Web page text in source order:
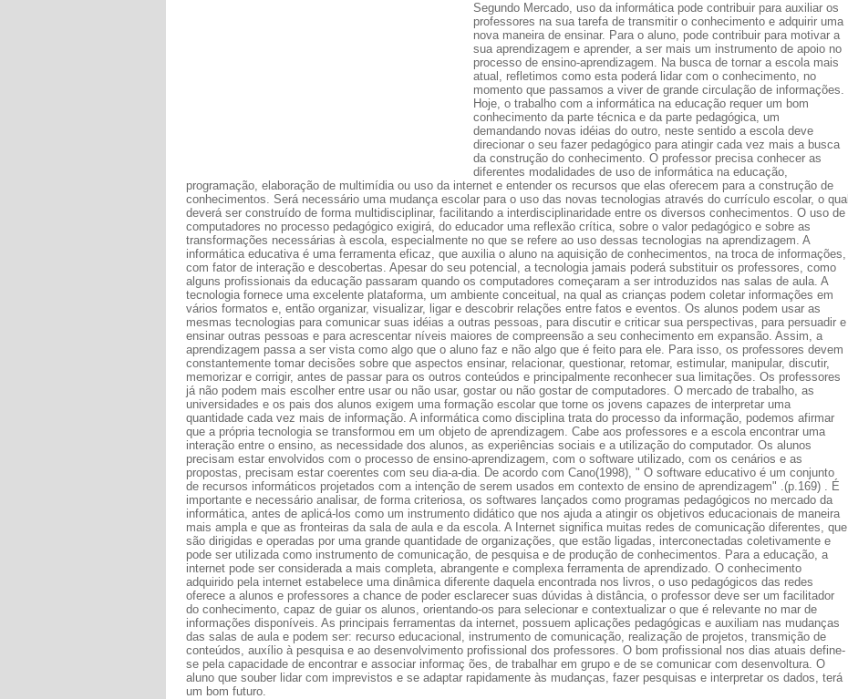
Segundo Mercado, uso da informática pode contribuir para auxiliar os
professores na sua tarefa de transmitir o conhecimento e adquirir uma
nova maneira de ensinar. Para o aluno, pode contribuir para motivar a
sua aprendizagem e aprender, a ser mais um instrumento de apoio no
processo de ensino-aprendizagem. Na busca de tornar a escola mais
atual, refletimos como esta poderá lidar com o conhecimento, no
momento que passamos a viver de grande circulação de informações.
Hoje, o trabalho com a informática na educação requer um bom
conhecimento da parte técnica e da parte pedagógica, um
demandando novas idéias do outro, neste sentido a escola deve
direcionar o seu fazer pedagógico para atingir cada vez mais a busca
da construção do conhecimento. O professor precisa conhecer as
diferentes modalidades de uso de informática na educação,
programação, elaboração de multimídia ou uso da internet e entender os recursos que elas oferecem para a construção de
conhecimentos. Será necessário uma mudança escolar para o uso das novas tecnologias através do currículo escolar, o qual
deverá ser construído de forma multidisciplinar, facilitando a interdisciplinaridade entre os diversos conhecimentos. O uso de
computadores no processo pedagógico exigirá, do educador uma reflexão crítica, sobre o valor pedagógico e sobre as
transformações necessárias à escola, especialmente no que se refere ao uso dessas tecnologias na aprendizagem. A
informática educativa é uma ferramenta eficaz, que auxilia o aluno na aquisição de conhecimentos, na troca de informações,
com fator de interação e descobertas. Apesar do seu potencial, a tecnologia jamais poderá substituir os professores, como
alguns profissionais da educação passaram quando os computadores começaram a ser introduzidos nas salas de aula. A
tecnologia fornece uma excelente plataforma, um ambiente conceitual, na qual as crianças podem coletar informações em
vários formatos e, então organizar, visualizar, ligar e descobrir relações entre fatos e eventos. Os alunos podem usar as
mesmas tecnologias para comunicar suas idéias a outras pessoas, para discutir e criticar sua perspectivas, para persuadir e
ensinar outras pessoas e para acrescentar níveis maiores de compreensão a seu conhecimento em expansão. Assim, a
aprendizagem passa a ser vista como algo que o aluno faz e não algo que é feito para ele. Para isso, os professores devem
constantemente tomar decisões sobre que aspectos ensinar, relacionar, questionar, retomar, estimular, manipular, discutir,
memorizar e corrigir, antes de passar para os outros conteúdos e principalmente reconhecer sua limitações. Os professores
já não podem mais escolher entre usar ou não usar, gostar ou não gostar de computadores. O mercado de trabalho, as
universidades e os pais dos alunos exigem uma formação escolar que torne os jovens capazes de interpretar uma
quantidade cada vez mais de informação. A informática como disciplina trata do processo da informação, podemos afirmar
que a própria tecnologia se transformou em um objeto de aprendizagem. Cabe aos professores e a escola encontrar uma
interação entre o ensino, as necessidade dos alunos, as experiências sociais e a utilização do computador. Os alunos
precisam estar envolvidos com o processo de ensino-aprendizagem, com o software utilizado, com os cenários e as
propostas, precisam estar coerentes com seu dia-a-dia. De acordo com Cano(1998), " O software educativo é um conjunto
de recursos informáticos projetados com a intenção de serem usados em contexto de ensino de aprendizagem" .(p.169) . É
importante e necessário analisar, de forma criteriosa, os softwares lançados como programas pedagógicos no mercado da
informática, antes de aplicá-los como um instrumento didático que nos ajuda a atingir os objetivos educacionais de maneira
mais ampla e que as fronteiras da sala de aula e da escola. A Internet significa muitas redes de comunicação diferentes, que
são dirigidas e operadas por uma grande quantidade de organizações, que estão ligadas, interconectadas coletivamente e
pode ser utilizada como instrumento de comunicação, de pesquisa e de produção de conhecimentos. Para a educação, a
internet pode ser considerada a mais completa, abrangente e complexa ferramenta de aprendizado. O conhecimento
adquirido pela internet estabelece uma dinâmica diferente daquela encontrada nos livros, o uso pedagógicos das redes
oferece a alunos e professores a chance de poder esclarecer suas dúvidas à distância, o professor deve ser um facilitador
do conhecimento, capaz de guiar os alunos, orientando-os para selecionar e contextualizar o que é relevante no mar de
informações disponíveis. As principais ferramentas da internet, possuem aplicações pedagógicas e auxiliam nas mudanças
das salas de aula e podem ser: recurso educacional, instrumento de comunicação, realização de projetos, transmição de
conteúdos, auxílio à pesquisa e ao desenvolvimento profissional dos professores. O bom profissional nos dias atuais define-
se pela capacidade de encontrar e associar informaç ões, de trabalhar em grupo e de se comunicar com desenvoltura. O
aluno que souber lidar com imprevistos e se adaptar rapidamente às mudanças, fazer pesquisas e interpretar os dados, terá
um bom futuro.